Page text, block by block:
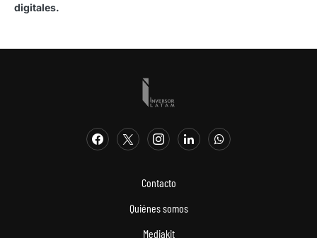
digitales.
Contacto
Quiénes somos
Mediakit